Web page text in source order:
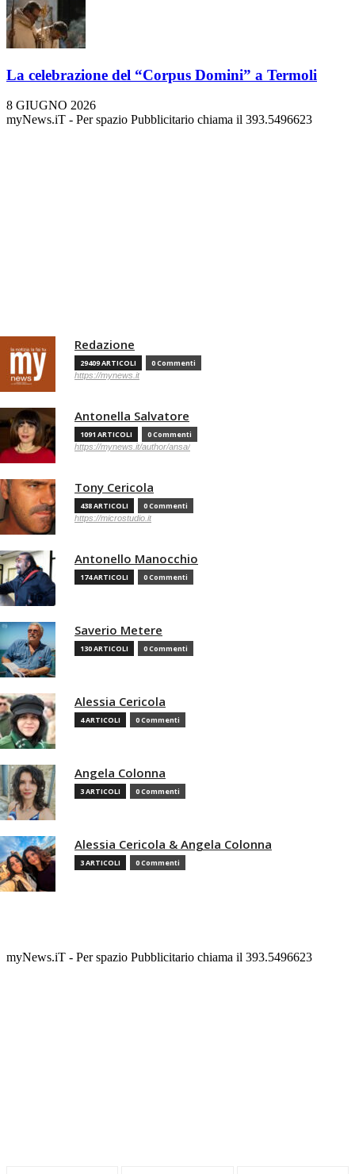
La celebrazione del “Corpus Domini” a Termoli
8 GIUGNO 2026
myNews.iT - Per spazio Pubblicitario chiama il 393.5496623
Redazione
29409 ARTICOLI 0 Commenti
https://mynews.it
Antonella Salvatore
1091 ARTICOLI 0 Commenti
https://mynews.it/author/ansa/
Tony Cericola
438 ARTICOLI 0 Commenti
https://microstudio.it
Antonello Manocchio
174 ARTICOLI 0 Commenti
Saverio Metere
130 ARTICOLI 0 Commenti
Alessia Cericola
4 ARTICOLI 0 Commenti
Angela Colonna
3 ARTICOLI 0 Commenti
Alessia Cericola & Angela Colonna
3 ARTICOLI 0 Commenti
myNews.iT - Per spazio Pubblicitario chiama il 393.5496623